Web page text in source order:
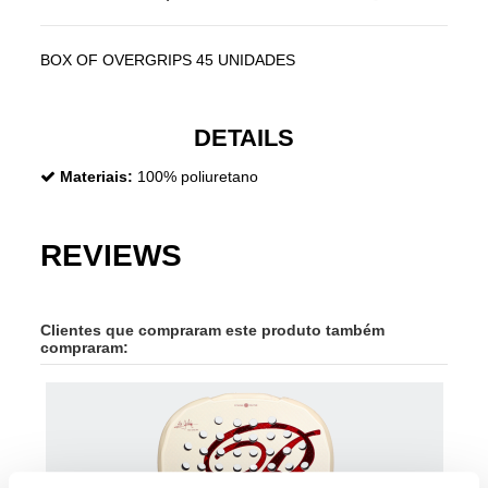
BOX OF OVERGRIPS 45 UNIDADES
DETAILS
Materiais: 100% poliuretano
REVIEWS
Clientes que compraram este produto também
compraram: